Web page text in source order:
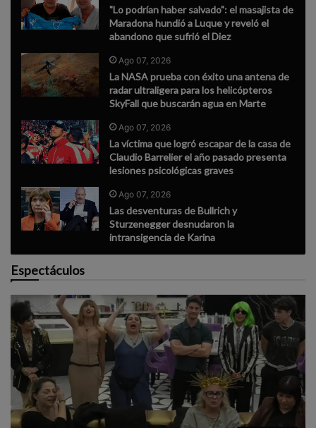
"Lo podrían haber salvado": el masajista de
Maradona hundió a Luque y reveló el
abandono que sufrió el Diez
Ago 07, 2026
La NASA prueba con éxito una antena de
radar ultraligera para los helicópteros
SkyFall que buscarán agua en Marte
Ago 07, 2026
La víctima que logró escapar de la casa de
Claudio Barrelier el año pasado presenta
lesiones psicológicas graves
Ago 07, 2026
Las desventuras de Bullrich y
Sturzenegger desnudaron la
intransigencia de Karina
Espectáculos